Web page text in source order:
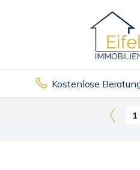
Kostenlose
1